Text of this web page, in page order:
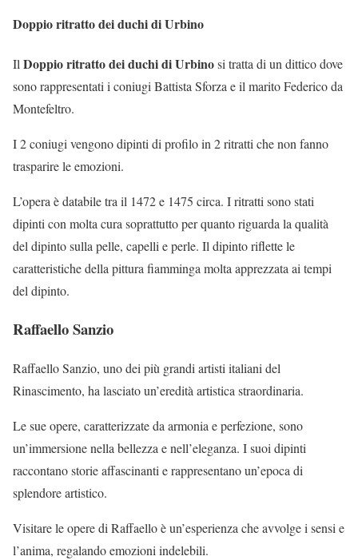
Doppio ritratto dei duchi di Urbino
Il Doppio ritratto dei duchi di Urbinosi tratta di un dittico dove
sono rappresentati i coniugi Battista Sforza e il marito Federico da
Montefeltro.
I 2 coniugi vengono dipinti di profilo in 2 ritratti che non fanno
trasparire le emozioni.
L’opera è databile tra il 1472 e 1475 circa. I ritratti sono stati
dipinti con molta cura soprattutto per quanto riguarda la qualità
del dipinto sulla pelle, capelli e perle. Il dipinto riflette le
caratteristiche della pittura fiamminga molta apprezzata ai tempi
del dipinto.
Raffaello Sanzio
Raffaello Sanzio, uno dei più grandi artisti italiani del
Rinascimento, ha lasciato un’eredità artistica straordinaria.
Le sue opere, caratterizzate da armonia e perfezione, sono
un’immersione nella bellezza e nell’eleganza. I suoi dipinti
raccontano storie affascinanti e rappresentano un’epoca di
splendore artistico.
Visitare le opere di Raffaello è un’esperienza che avvolge i sensi e
l’anima, regalando emozioni indelebili.